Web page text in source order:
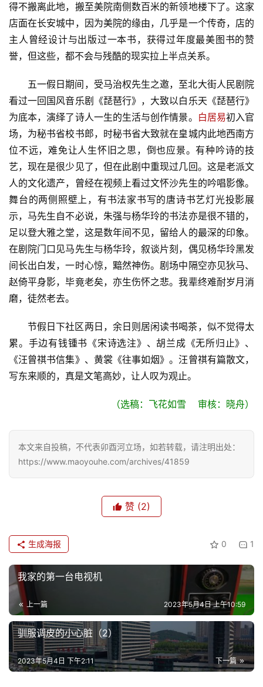
首
页
生
感
旅
游
育
儿
娱
专
题
登录 注册
得不搬离此地，搬至美院南侧数百米的新领地楼下了。这家
店面在长安城中，因为美院的缘由，几乎是一个传奇，店的
主人曾经设计与出版过一本书，获得过年度最美图书的赞
誉，但这些，都不会与残酷的现实拉上半点关系。
五一假日期间，受马治权先生之邀，至北大街人民剧院
看过一回国风音乐剧《琵琶行》，大致以白乐天《琵琶行》
为底本，演绎了诗人一生的生活与创作情景。 白居易初入官
场，为秘书省校书郎，时秘书省大致就在皇城内此地西南方
位不远，难免让人生怀旧之思，倒也应景。有种吟诗的技
艺，现在是很少见了，但在此剧中重现过几回。这是老派文
人的文化遗产，曾经在视频上看过文怀沙先生的吟唱影像。
舞台的两侧照壁上，有书法家书写的唐诗书艺灯光投影展
示，马先生自不必说，朱强与杨华玲的书法亦是很不错的，
足以登大雅之堂，这是数年间不见，留给人的最深的印象。
在剧院门口见马先生与杨华玲，叙谈片刻，偶见杨华玲黑发
间长出白发，一时心惊，黯然神伤。剧场中隔空亦见狄马、
赵倚平身影，毕竟老矣，亦生伤怀之悲。我辈终难耐岁月消
磨，徒然老去。
节假日下社区两日，余日则居闲读书喝茶，似不觉得太
累。手边有钱锺书《宋诗选注》、胡兰成《无所归止》、
《汪曾祺书信集》、黄裳《往事如烟》。汪曾祺有篇散文，
写东来顺的，真是文笔高妙，让人叹为观止。
（选稿：飞花如雪    审核：晓舟）
本文来自投稿，不代表卯酉河立场，如若转载，请注明出处：
https://www.maoyouhe.com/archives/41859
赞 (2)
0 1
生成海报
我家的第一台电视机
上一篇 2023年5月4日 上午10:59
驯服调皮的小心脏（2）
下一篇
2023年5月4日 下午2:11